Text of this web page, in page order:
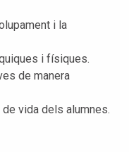
i la
i físiques.
de manera
vida dels alumnes.